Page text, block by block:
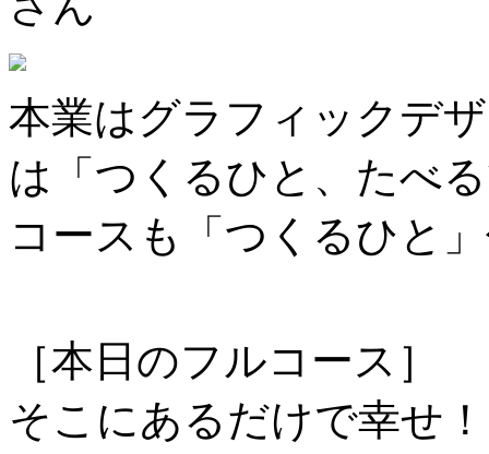
本業はグラフィックデ
は「つくるひと、たべ
コースも「つくるひと
［本日のフルコース］
そこにあるだけで幸せ！